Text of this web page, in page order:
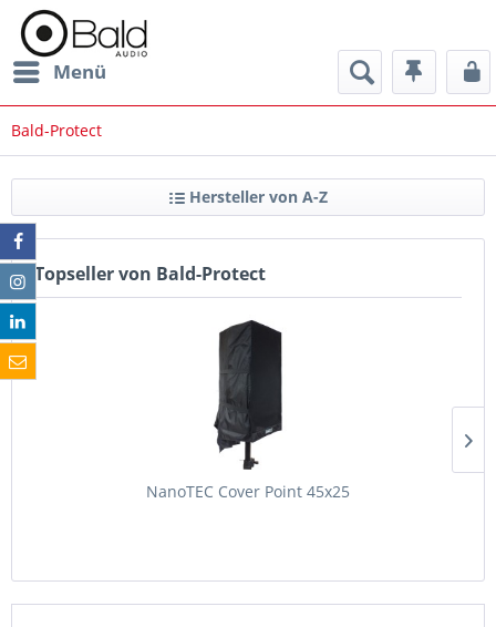
Menü
Bald-Protect
Hersteller von A-Z
Topseller von Bald-Protect
NanoTEC Cover Point 45x25